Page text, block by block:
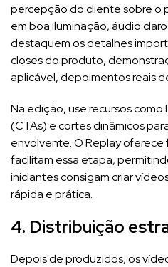
percepção do cliente sobre o
em boa iluminação, áudio
destaquem os detalhes
closes do produto,
aplicável, depoimentos reais
Na edição, use recursos
(CTAs) e cortes dinâmicos
envolvente. O Replay
facilitam essa etapa,
iniciantes consigam criar
rápida e prática.
4. Distribuição
Depois de produzidos, os